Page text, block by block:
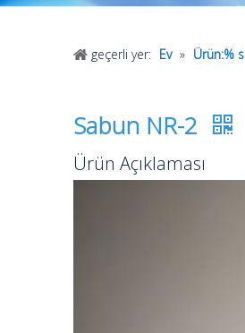
geçerli yer: Ev » Ürün:% s
Sabun NR-2
Ürün Açıklaması